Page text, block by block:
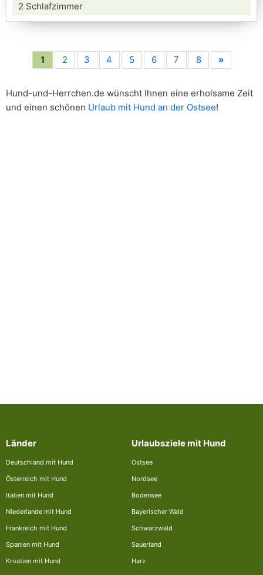
2 Schlafzimmer
1 2 3 4 5 6 7 8 »
Hund-und-Herrchen.de wünscht Ihnen eine erholsame Zeit
und einen schönen Urlaub mit Hund an der Ostsee!
Länder
Deutschland mit Hund
Österreich mit Hund
Italien mit Hund
Niederlande mit Hund
Frankreich mit Hund
Spanien mit Hund
Kroatien mit Hund
Urlaubsziele mit Hund
Ostsee
Nordsee
Bodensee
Bayerischer Wald
Schwarzwald
Sauerland
Harz